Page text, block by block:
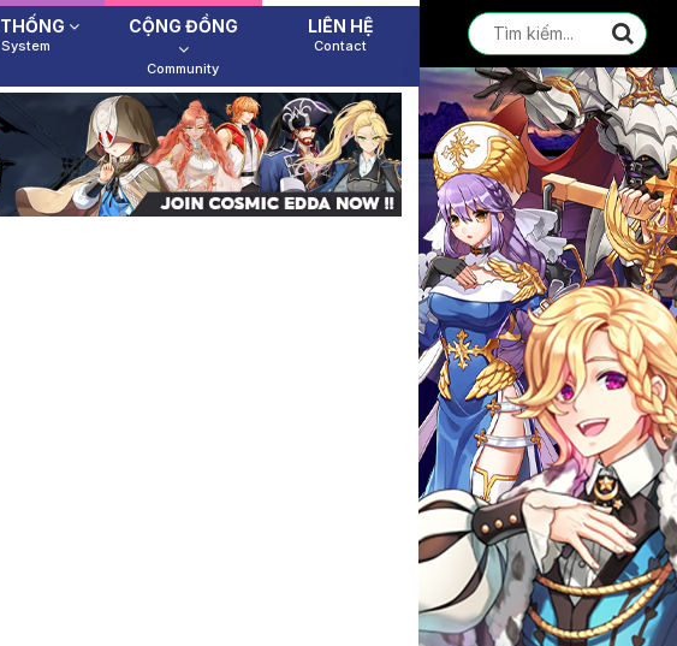
System
CỘNG ĐỒNG
Community
LIÊN HỆ
Contact